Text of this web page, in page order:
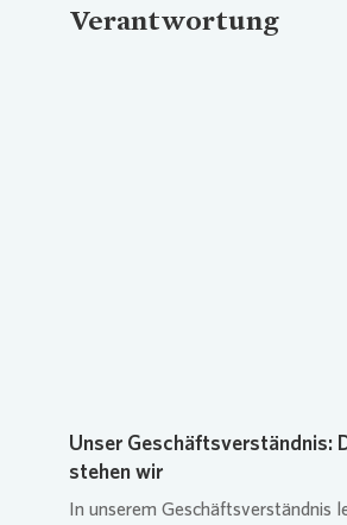
Verantwortung
Unser Geschäftsverständnis:
stehen wir
In unserem Geschäftsverständnis